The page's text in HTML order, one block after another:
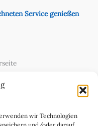
wir Technologien
Service genießen